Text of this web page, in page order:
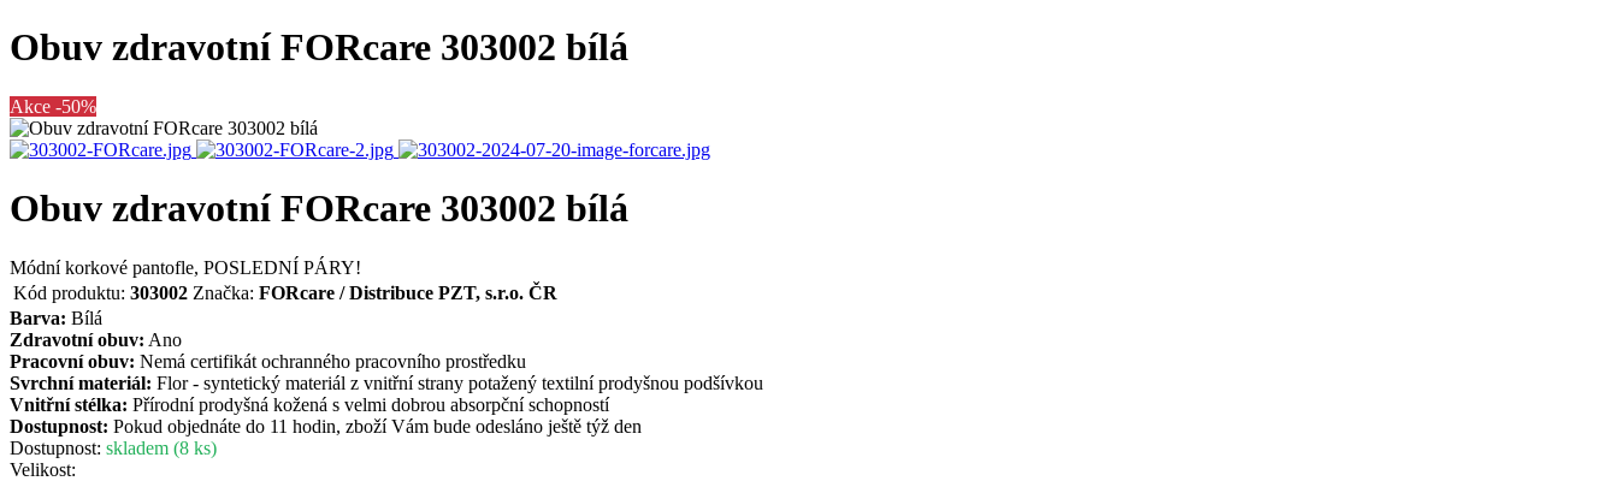
Obuv zdravotní FORcare 303002 bílá
Akce -50%
Obuv zdravotní FORcare 303002 bílá
Módní korkové pantofle, POSLEDNÍ PÁRY!
Kód produktu: 303002 Značka: FORcare / Distribuce PZT, s.r.o. ČR
Barva: Bílá
Zdravotní obuv: Ano
Pracovní obuv: Nemá certifikát ochranného pracovního prostředku
Svrchní materiál: Flor - syntetický materiál z vnitřní strany potažený textilní prodyšnou podšívkou
Vnitřní stélka: Přírodní prodyšná kožená s velmi dobrou absorpční schopností
Dostupnost: Pokud objednáte do 11 hodin, zboží Vám bude odesláno ještě týž den
Dostupnost: skladem (8 ks)
Velikost: